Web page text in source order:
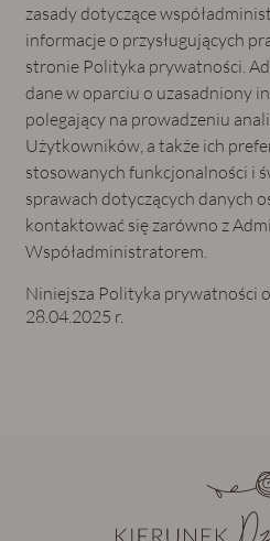
zasady dotyczące
informacje o przysługujących
stronie Polityka prywatności.
dane w oparciu o uzasadniony
polegający na prowadzeniu
Użytkowników, a także ich
stosowanych funkcjonalności i
sprawach dotyczących danych
kontaktować się zarówno z
Współadministratorem.
Niniejsza Polityka prywatności
28.04.2025 r.